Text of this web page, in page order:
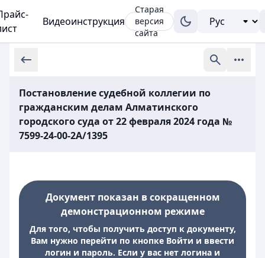
Видеоинструкция
Старая
версия
сайта
Постановление судебной коллегии по
гражданским делам Алматинского
городского суда от 22 февраля 2024 года №
7599-24-00-2А/1395
Документ показан в сокращенном
демонстрационном режиме
Для того, чтобы получить доступ к документу,
Вам нужно перейти по кнопке Войти и ввести
логин и пароль. Если у вас нет логина и